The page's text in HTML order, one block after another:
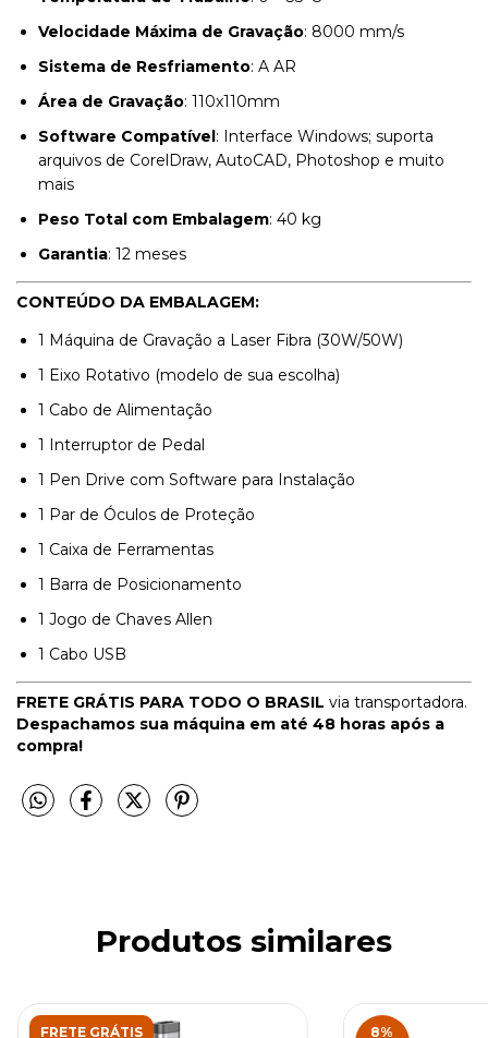
Velocidade Máxima de Gravação: 8000 mm/s
Sistema de Resfriamento: A AR
Área de Gravação: 110x110mm
Software Compatível: Interface Windows; suporta
arquivos de CorelDraw, AutoCAD, Photoshop e muito
mais
Peso Total com Embalagem: 40 kg
Garantia: 12 meses
CONTEÚDO DA EMBALAGEM:
1 Máquina de Gravação a Laser Fibra (30W/50W)
1 Eixo Rotativo (modelo de sua escolha)
1 Cabo de Alimentação
1 Interruptor de Pedal
1 Pen Drive com Software para Instalação
1 Par de Óculos de Proteção
1 Caixa de Ferramentas
1 Barra de Posicionamento
1 Jogo de Chaves Allen
1 Cabo USB
FRETE GRÁTIS PARA TODO O BRASIL via transportadora.
Despachamos sua máquina em até 48 horas após a
compra!
Produtos similares
FRETE GRÁTIS 8%